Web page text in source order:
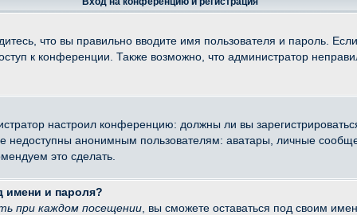
что вы правильно вводите имя пользователя и пароль.
к конференции. Также возможно, что администратор
настроил конференцию: должны ли вы
недоступны анонимным пользователям: аватары, личные
это сделать.
имени и пароля?
при каждом посещении , вы сможете оставаться под своим